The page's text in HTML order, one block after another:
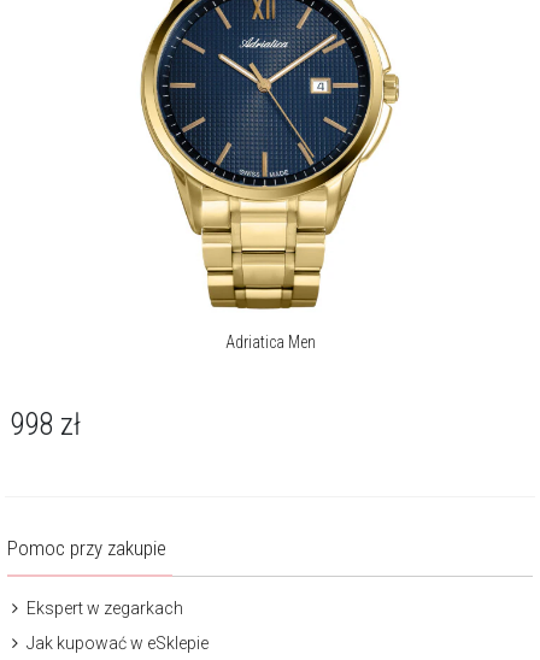
Adriatica Men
998 zł
Pomoc przy zakupie
Ekspert w zegarkach
Jak kupować w eSklepie